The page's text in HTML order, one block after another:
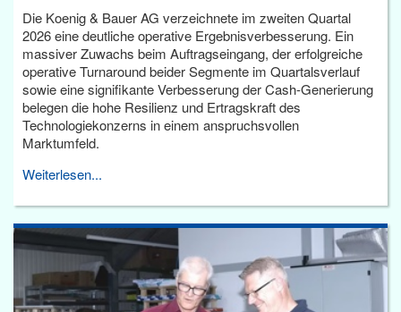
Die Koenig & Bauer AG verzeichnete im zweiten Quartal
2026 eine deutliche operative Ergebnisverbesserung. Ein
massiver Zuwachs beim Auftragseingang, der erfolgreiche
operative Turnaround beider Segmente im Quartalsverlauf
sowie eine signifikante Verbesserung der Cash-Generierung
belegen die hohe Resilienz und Ertragskraft des
Technologiekonzerns in einem anspruchsvollen
Marktumfeld.
Weiterlesen...